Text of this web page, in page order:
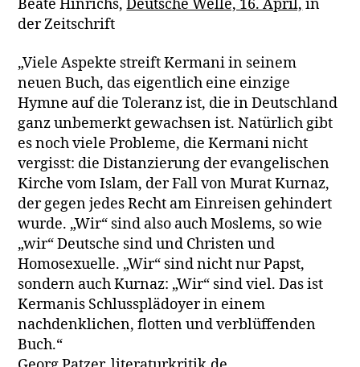
Beate Hinrichs,Deutsche Welle, 16. April, in
der Zeitschrift
„Viele Aspekte streift Kermani in seinem
neuen Buch, das eigentlich eine einzige
Hymne auf die Toleranz ist, die in Deutschland
ganz unbemerkt gewachsen ist. Natürlich gibt
es noch viele Probleme, die Kermani nicht
vergisst: die Distanzierung der evangelischen
Kirche vom Islam, der Fall von Murat Kurnaz,
der gegen jedes Recht am Einreisen gehindert
wurde. „Wir“ sind also auch Moslems, so wie
„wir“ Deutsche sind und Christen und
Homosexuelle. „Wir“ sind nicht nur Papst,
sondern auch Kurnaz: „Wir“ sind viel. Das ist
Kermanis Schlussplädoyer in einem
nachdenklichen, flotten und verblüffenden
Buch.“